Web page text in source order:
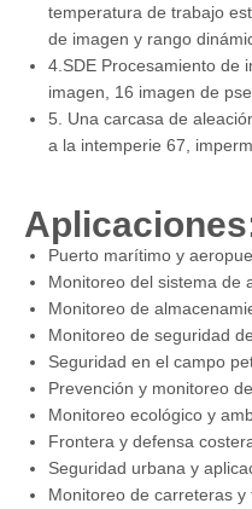
temperatura de trabajo
de imagen y rango
4.SDE Procesamiento de
imagen, 16 imagen de
5. Una carcasa de
a la intemperie 67,
Puerto marítimo y
Monitoreo del sistema de
Monitoreo de
Monitoreo de seguridad
Seguridad en el campo
Prevención y monitoreo
Monitoreo ecológico y
Frontera y defensa
Seguridad urbana y
Monitoreo de carreteras y